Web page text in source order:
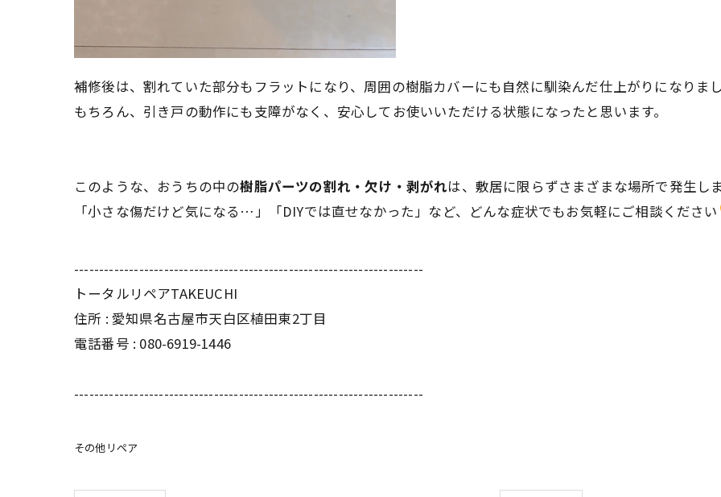
補修後は、割れていた部分もフラットになり、周囲の樹脂カバーにも自然に馴染んだ仕上がりになりまし
もちろん、引き戸の動作にも支障がなく、安心してお使いいただける状態になったと思います。
このような、おうちの中の樹脂パーツの割れ・欠け・剥がれは、敷居に限らずさまざまな場所で発生しま
「小さな傷だけど気になる…」「DIYでは直せなかった」など、どんな症状でもお気軽にご相談ください
----------------------------------------------------------------------
トータルリペアTAKEUCHI
住所 : 愛知県名古屋市天白区植田東2丁目
電話番号 : 080-6919-1446
----------------------------------------------------------------------
その他リペア